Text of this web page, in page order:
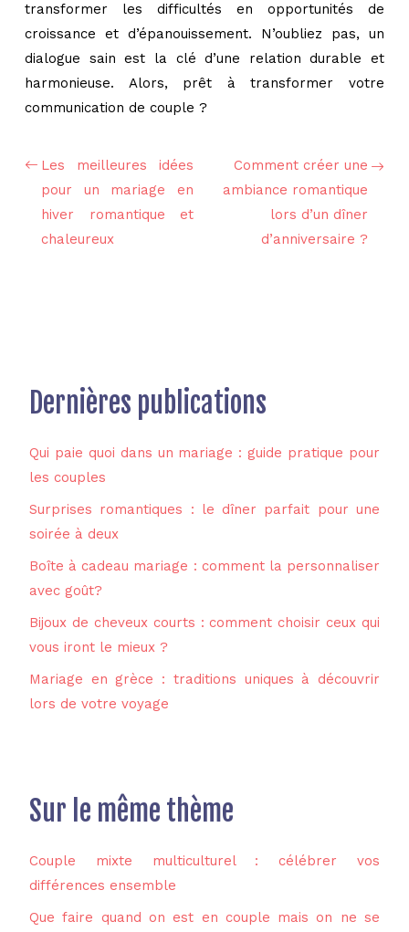
transformer les difficultés en opportunités de
croissance et d’épanouissement. N’oubliez pas, un
dialogue sain est la clé d’une relation durable et
harmonieuse. Alors, prêt à transformer votre
communication de couple ?
Les meilleures idées
pour un mariage en
hiver romantique et
chaleureux
Comment créer une
ambiance romantique
lors d’un dîner
d’anniversaire ?
Dernières publications
Qui paie quoi dans un mariage : guide pratique pour
les couples
Surprises romantiques : le dîner parfait pour une
soirée à deux
Boîte à cadeau mariage : comment la personnaliser
avec goût?
Bijoux de cheveux courts : comment choisir ceux qui
vous iront le mieux ?
Mariage en grèce : traditions uniques à découvrir
lors de votre voyage
Sur le même thème
Couple mixte multiculturel : célébrer vos
différences ensemble
Que faire quand on est en couple mais on ne se